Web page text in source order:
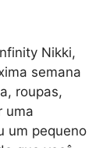
Nikki,
semana
roupas,
uma
um pequeno